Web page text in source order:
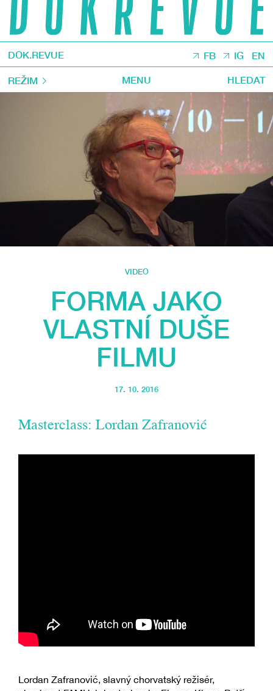
DOK.REVUE FB IG EN
REŽIM MENU HLEDAT
VIDEO
FORMA JAKO
VLASTNÍ DUŠE
FILMU
17. 10. 2016
Masterclass: Lordan Zafranović
Lordan Zafranović, slavný chorvatský režisér,